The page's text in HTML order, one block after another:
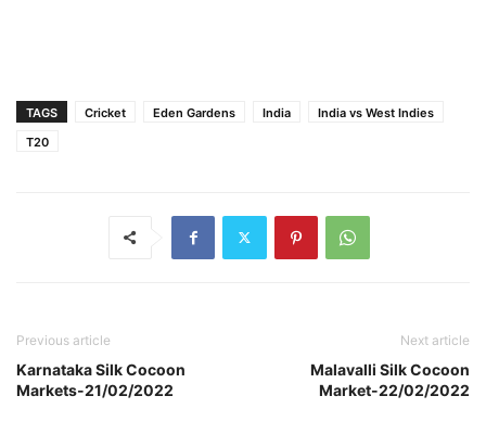
TAGS Cricket Eden Gardens India
India vs West Indies
T20
Previous article
Karnataka Silk Cocoon
Markets-21/02/2022
Next article
Malavalli Silk Cocoon
Market-22/02/2022